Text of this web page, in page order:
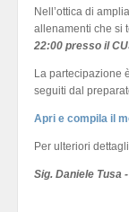
Nell’ottica di
allenamenti che si
22:00 presso il
La partecipazione
seguiti dal
Apri e compila il
Per ulteriori
Sig. Daniele Tusa